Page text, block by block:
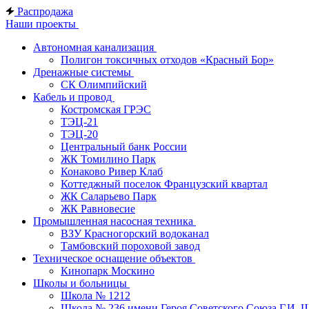
Распродажа
Наши проекты
Автономная канализация
Полигон токсичных отходов «Красный Бор»
Дренажные системы
СК Олимпийский
Кабель и провод
Костромская ГРЭС
ТЭЦ-21
ТЭЦ-20
Центральный банк России
ЖК Томилино Парк
Конаково Ривер Клаб
Коттеджный поселок Французский квартал
ЖК Саларьево Парк
ЖК Равновесие
Промышленная насосная техника
ВЗУ Красногорский водоканал
Тамбовский пороховой завод
Техническое оснащение объектов
Кинопарк Москино
Школы и больницы
Школа № 1212